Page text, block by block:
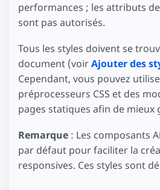
performances ; les attributs
sont pas autorisés.
Tous les styles doivent se
document (voirAjouter des
Cependant, vous pouvez
préprocesseurs CSS et des
pages statiques afin de
Remarque : Les composants
par défaut pour faciliter la
responsives. Ces styles sont